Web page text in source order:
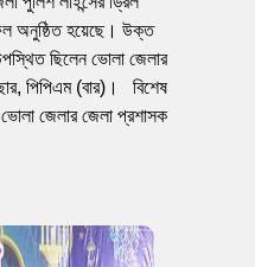
অনুষ্ঠিত হয়েছে। উক্ত
ছিলেন ভোলা জেলার
পিপিএম (বার)। বিশেষ
জেলার জেলা প্রশাসক